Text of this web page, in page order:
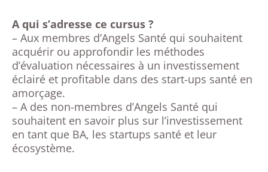
A qui s’adresse ce cursus ?
– Aux membres d’Angels Santé qui souhaitent
acquérir ou approfondir les méthodes
d’évaluation nécessaires à un investissement
éclairé et profitable dans des start-ups santé en
amorçage.
– A des non-membres d’Angels Santé qui
souhaitent en savoir plus sur l’investissement
en tant que BA, les startups santé et leur
écosystème.